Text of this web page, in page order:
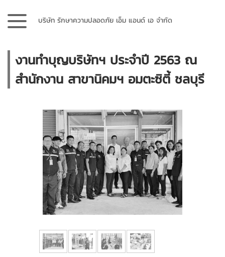
บริษัท รักษาความปลอดภัย เอ็ม แอนด์ เอ จำกัด
งานทำบุญบริษัทฯ ประจำปี 2563 ณ
สำนักงาน สาขานิคมฯ อมตะซิตี้ ชลบุรี